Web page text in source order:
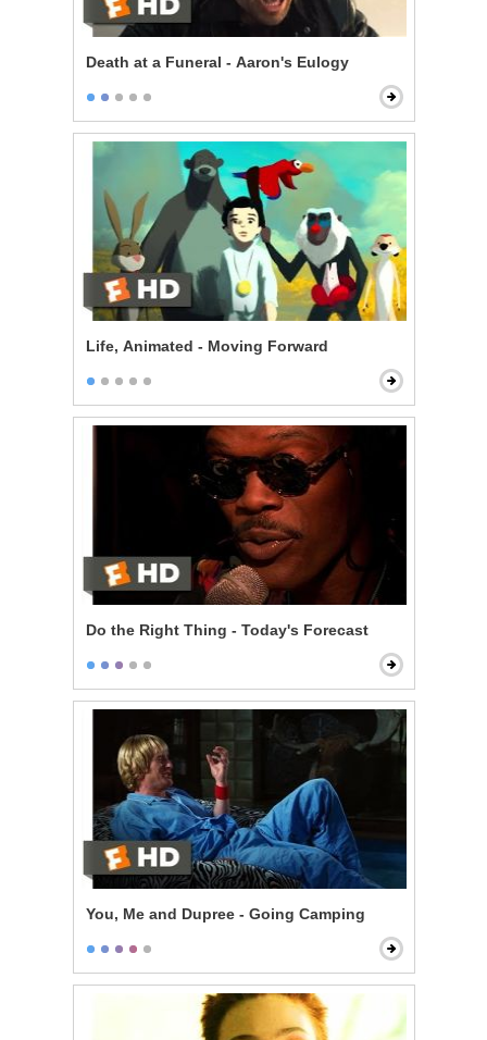
Death at a Funeral - Aaron's Eulogy
Life, Animated - Moving Forward
Do the Right Thing - Today's Forecast
You, Me and Dupree - Going Camping